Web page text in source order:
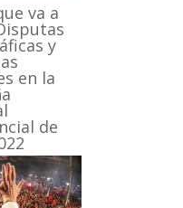
va a
y
en la
de